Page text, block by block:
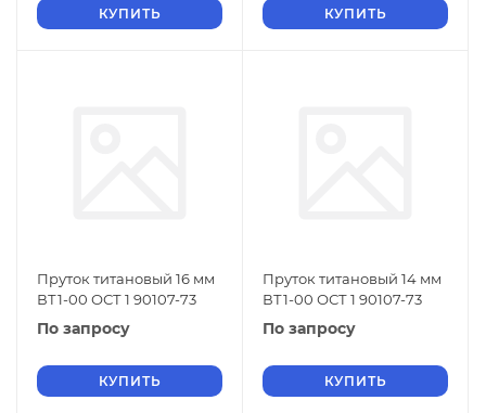
КУПИТЬ КУПИТЬ
Пруток титановый 16 мм
ВТ1-00 ОСТ 1 90107-73
По запросу
КУПИТЬ
Пруток титановый 14 мм
ВТ1-00 ОСТ 1 90107-73
По запросу
КУПИТЬ